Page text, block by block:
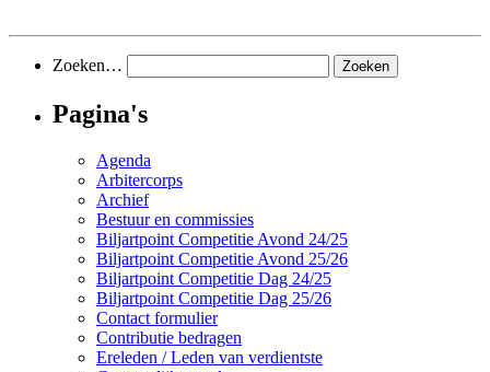
Zoeken…
Pagina's
Agenda
Arbitercorps
Archief
Bestuur en commissies
Biljartpoint Competitie Avond 24/25
Biljartpoint Competitie Avond 25/26
Biljartpoint Competitie Dag 24/25
Biljartpoint Competitie Dag 25/26
Contact formulier
Contributie bedragen
Ereleden / Leden van verdientste